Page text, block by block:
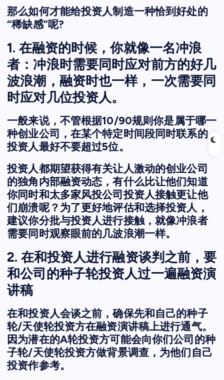
那么如何才能给投资人制造一种恰到好处的
“稀缺感”呢?
1. 在融资的时候，你就像一名冲浪
者：冲浪时需要同时应对前方的好几
波浪潮，融资时也一样，一次需要同
时应对几位投资人。
一般来说，不管根据10/90规则你是属于哪一
种创业公司，在某个特定时间段同时联系的
投资人最好不要超过5位。
投资人都期望获得有关让人激动的创业公司
的独角内部融资动态，有什么比让他们知道
你同时和太多家风投公司投资人接触更让他
们崩溃呢？为了更好地评估和选择投资人，
建议你分批与投资人进行接触，就像冲浪者
需要同时观察眼前的几波浪潮一样。
2. 在和投资人进行融资谈判之前，要
和公司的种子轮投资人过一遍融资演
讲稿
在和投资人会谈之前，确保先和自己的种子
轮/天使轮投资方在融资演讲稿上进行通气。
因为潜在的A轮投资方可能会向你们公司的种
子轮/天使轮投资方做背景调查，为他们自己
投资作参考。